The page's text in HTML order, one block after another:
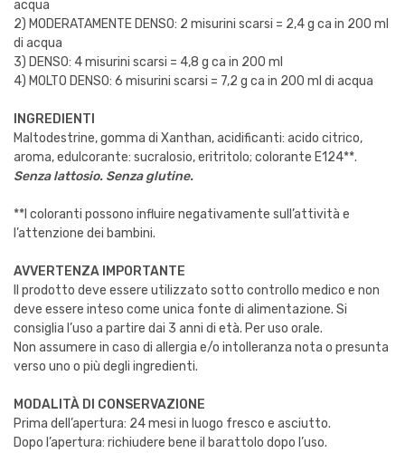
acqua
2) MODERATAMENTE DENSO: 2 misurini scarsi = 2,4 g ca in 200 ml
di acqua
3) DENSO: 4 misurini scarsi = 4,8 g ca in 200 ml
4) MOLTO DENSO: 6 misurini scarsi = 7,2 g ca in 200 ml di acqua
INGREDIENTI
Maltodestrine, gomma di Xanthan, acidificanti: acido citrico,
aroma, edulcorante: sucralosio, eritritolo; colorante E124**.
Senza lattosio. Senza glutine.
**I coloranti possono influire negativamente sull’attività e
l’attenzione dei bambini.
AVVERTENZA IMPORTANTE
Il prodotto deve essere utilizzato sotto controllo medico e non
deve essere inteso come unica fonte di alimentazione. Si
consiglia l’uso a partire dai 3 anni di età. Per uso orale.
Non assumere in caso di allergia e/o intolleranza nota o presunta
verso uno o più degli ingredienti.
MODALITÀ DI CONSERVAZIONE
Prima dell’apertura: 24 mesi in luogo fresco e asciutto.
Dopo l’apertura: richiudere bene il barattolo dopo l’uso.